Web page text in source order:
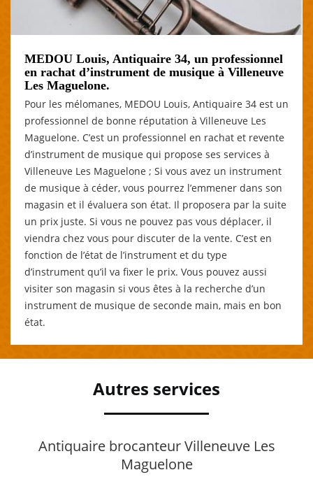
MEDOU Louis, Antiquaire 34, un professionnel
en rachat d’instrument de musique à Villeneuve
Les Maguelone.
Pour les mélomanes, MEDOU Louis, Antiquaire 34 est un
professionnel de bonne réputation à Villeneuve Les
Maguelone. C’est un professionnel en rachat et revente
d’instrument de musique qui propose ses services à
Villeneuve Les Maguelone ; Si vous avez un instrument
de musique à céder, vous pourrez l’emmener dans son
magasin et il évaluera son état. Il proposera par la suite
un prix juste. Si vous ne pouvez pas vous déplacer, il
viendra chez vous pour discuter de la vente. C’est en
fonction de l’état de l’instrument et du type
d’instrument qu’il va fixer le prix. Vous pouvez aussi
visiter son magasin si vous êtes à la recherche d’un
instrument de musique de seconde main, mais en bon
état.
Autres services
Antiquaire brocanteur Villeneuve Les
Maguelone